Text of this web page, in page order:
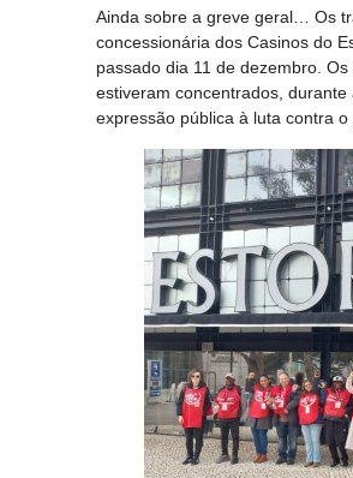
Ainda sobre a greve geral… Os
concessionária dos Casinos do
passado dia 11 de dezembro.
estiveram concentrados,
expressão pública à luta contra